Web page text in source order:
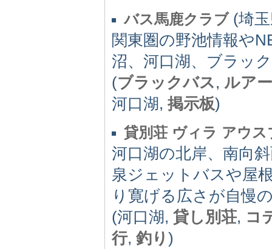
バス馬鹿クラブ(埼玉
関東圏の野池情報や
沼、河口湖、ブラッ
(ブラックバス, ルアー
河口湖, 掲示板)
貸別荘 ヴィラ アウス
河口湖の北岸、南向
泉ジェットバスや屋
り寛げる広さが自慢
(河口湖, 貸し別荘, コ
行, 釣り )